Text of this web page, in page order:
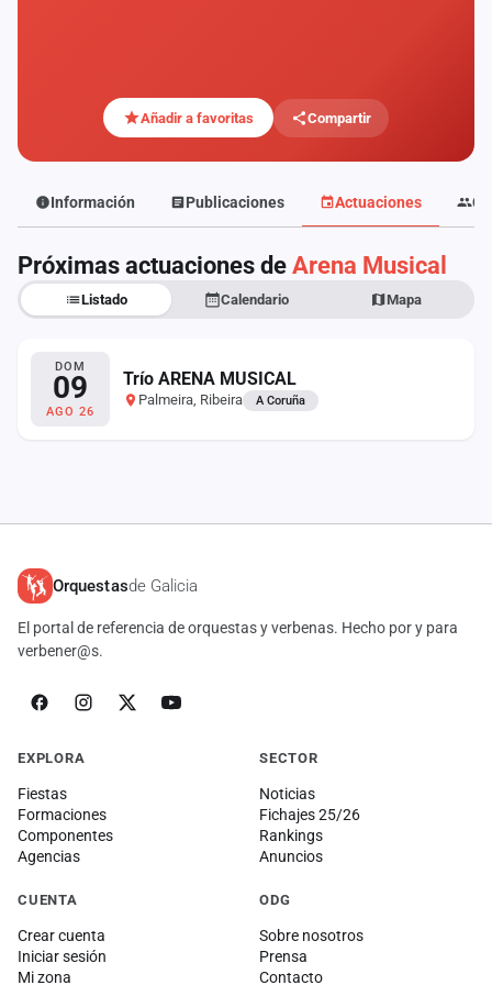
Añadir a favoritas Compartir
Información Publicaciones Actuaciones
Próximas actuaciones de Arena Musical
Listado Calendario Mapa
DOM
09
AGO 26
Trío ARENA MUSICAL
Palmeira, Ribeira A Coruña
Orquestasde Galicia
El portal de referencia de orquestas y verbenas. Hecho por y para
verbener@s.
EXPLORA
Fiestas
Formaciones
Componentes
Agencias
SECTOR
Noticias
Fichajes 25/26
Rankings
Anuncios
CUENTA
Crear cuenta
Iniciar sesión
Mi zona
ODG
Sobre nosotros
Prensa
Contacto
Componentes
Fichajes
Agencias
Rankings
Vídeos
Anuncios
Contacto